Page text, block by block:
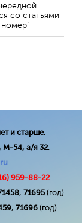
со статьями
и старше.
М-54, а/я 32.
) 959-88-22
, 71695(год)
, 71696 (год)